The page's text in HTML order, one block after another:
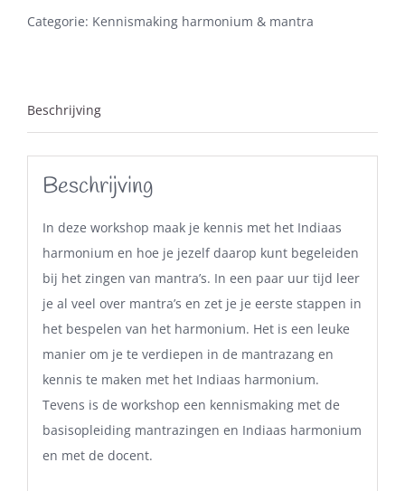
Categorie: Kennismaking harmonium & mantra
Beschrijving
Beschrijving
In deze workshop maak je kennis met het Indiaas
harmonium en hoe je jezelf daarop kunt begeleiden
bij het zingen van mantra’s. In een paar uur tijd leer
je al veel over mantra’s en zet je je eerste stappen in
het bespelen van het harmonium. Het is een leuke
manier om je te verdiepen in de mantrazang en
kennis te maken met het Indiaas harmonium.
Tevens is de workshop een kennismaking met de
basisopleiding mantrazingen en Indiaas harmonium
en met de docent.